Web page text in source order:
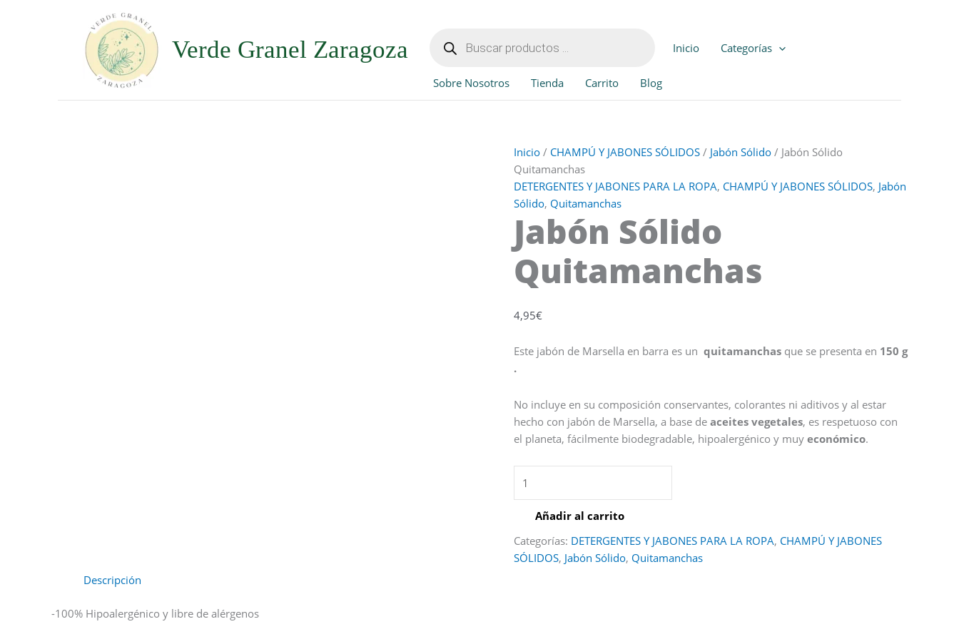
Verde Granel Zaragoza productos Inicio Categorías
Sobre Nosotros Tienda Carrito Blog
Inicio / CHAMPÚ Y JABONES SÓLIDOS / Jabón Sólido / Jabón Sólido
Quitamanchas
DETERGENTES Y JABONES PARA LA ROPA, CHAMPÚ Y JABONES SÓLIDOS, Jabón
Sólido, Quitamanchas
Jabón Sólido
Quitamanchas
4,95€
Este jabón de Marsella en barra es un quitamanchas que se presenta en 150 g
.
No incluye en su composición conservantes, colorantes ni aditivos y al estar
hecho con jabón de Marsella, a base de aceites vegetales, es respetuoso con
el planeta, fácilmente biodegradable, hipoalergénico y muy económico.
Quitamanchas
Añadir al carrito
Categorías: DETERGENTES Y JABONES PARA LA ROPA, CHAMPÚ Y JABONES
SÓLIDOS, Jabón Sólido, Quitamanchas
Descripción
-100% Hipoalergénico y libre de alérgenos